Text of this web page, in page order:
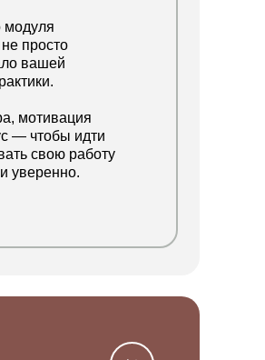
модуля
просто
вашей
мотивация
— чтобы идти
свою работу
уверенно.